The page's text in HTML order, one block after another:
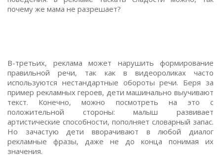
почему же мама не разрешает?
В-третьих, реклама может нарушить формирование
правильной речи, так как в видеороликах часто
используются нестандартные обороты речи. Беря за
пример рекламных героев, дети машинально выучивают
текст. Конечно, можно посмотреть на это с
положительной стороны: малыш развивает
артистические способности, пополняет словарный запас.
Но зачастую дети вворачивают в любой диалог
рекламные фразы, даже не до конца понимая их
значения.